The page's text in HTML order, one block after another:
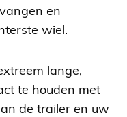
en
wiel.
lange,
te houden met
de trailer en uw